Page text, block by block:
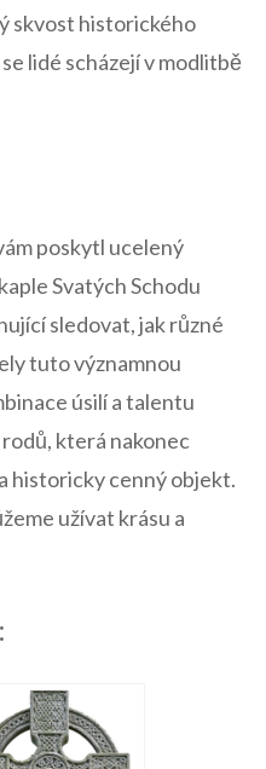
skvost historického
lidé scházejí v modlitbě
poskytl ⁣ucelený
Svatých Schodu
‍sledovat, jak různé⁣
‍tuto významnou
úsilí a talentu
která nakonec
historicky cenný‍ objekt.
užívat krásu a